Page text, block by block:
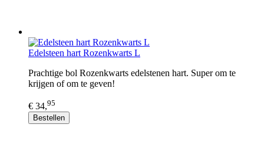
Edelsteen hart Rozenkwarts L
Prachtige bol Rozenkwarts edelstenen hart. Super om te
krijgen of om te geven!
€ 34,95
Bestellen